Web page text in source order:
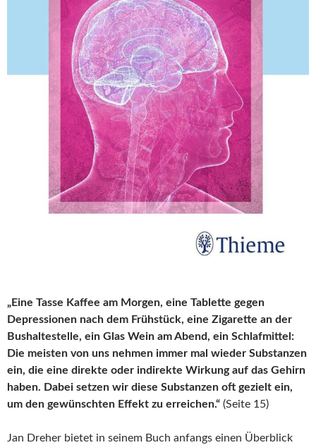
„Eine Tasse Kaffee am Morgen, eine Tablette gegen
Depressionen nach dem Frühstück, eine Zigarette an der
Bushaltestelle, ein Glas Wein am Abend, ein Schlafmittel:
Die meisten von uns nehmen immer mal wieder Substanzen
ein, die eine direkte oder indirekte Wirkung auf das Gehirn
haben. Dabei setzen wir diese Substanzen oft gezielt ein,
um den gewünschten Effekt zu erreichen.“ (Seite 15)
Jan Dreher bietet in seinem Buch anfangs einen Überblick